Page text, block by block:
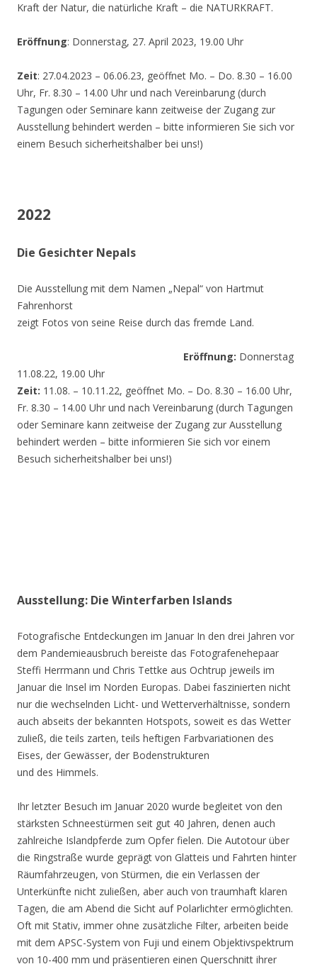
Kraft der Natur, die natürliche Kraft – die NATURKRAFT.
Eröffnung: Donnerstag, 27. April 2023, 19.00 Uhr
Zeit: 27.04.2023 – 06.06.23, geöffnet Mo. – Do. 8.30 – 16.00
Uhr, Fr. 8.30 – 14.00 Uhr und nach Vereinbarung (durch
Tagungen oder Seminare kann zeitweise der Zugang zur
Ausstellung behindert werden – bitte informieren Sie sich vor
einem Besuch sicherheitshalber bei uns!)
2022
Die Gesichter Nepals
Die Ausstellung mit dem Namen „Nepal“ von Hartmut
Fahrenhorst
zeigt Fotos von seine Reise durch das fremde Land.
Eröffnung: Donnerstag
11.08.22, 19.00 Uhr
Zeit: 11.08. – 10.11.22, geöffnet Mo. – Do. 8.30 – 16.00 Uhr,
Fr. 8.30 – 14.00 Uhr und nach Vereinbarung (durch Tagungen
oder Seminare kann zeitweise der Zugang zur Ausstellung
behindert werden – bitte informieren Sie sich vor einem
Besuch sicherheitshalber bei uns!)
Ausstellung: Die Winterfarben Islands
Fotografische Entdeckungen im Januar In den drei Jahren vor
dem Pandemieausbruch bereiste das Fotografenehepaar
Steffi Herrmann und Chris Tettke aus Ochtrup jeweils im
Januar die Insel im Norden Europas. Dabei faszinierten nicht
nur die wechselnden Licht- und Wetterverhältnisse, sondern
auch abseits der bekannten Hotspots, soweit es das Wetter
zuließ, die teils zarten, teils heftigen Farbvariationen des
Eises, der Gewässer, der Bodenstrukturen
und des Himmels.
Ihr letzter Besuch im Januar 2020 wurde begleitet von den
stärksten Schneestürmen seit gut 40 Jahren, denen auch
zahlreiche Islandpferde zum Opfer fielen. Die Autotour über
die Ringstraße wurde geprägt von Glatteis und Fahrten hinter
Räumfahrzeugen, von Stürmen, die ein Verlassen der
Unterkünfte nicht zuließen, aber auch von traumhaft klaren
Tagen, die am Abend die Sicht auf Polarlichter ermöglichten.
Oft mit Stativ, immer ohne zusätzliche Filter, arbeiten beide
mit dem APSC-System von Fuji und einem Objektivspektrum
von 10-400 mm und präsentieren einen Querschnitt ihrer